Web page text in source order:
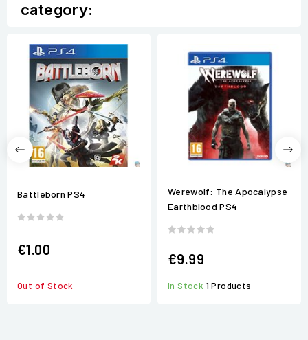
category:
Battleborn PS4
€1.00
Out of Stock
Werewolf: The Apocalypse
Earthblood PS4
€9.99
In Stock 1 Products